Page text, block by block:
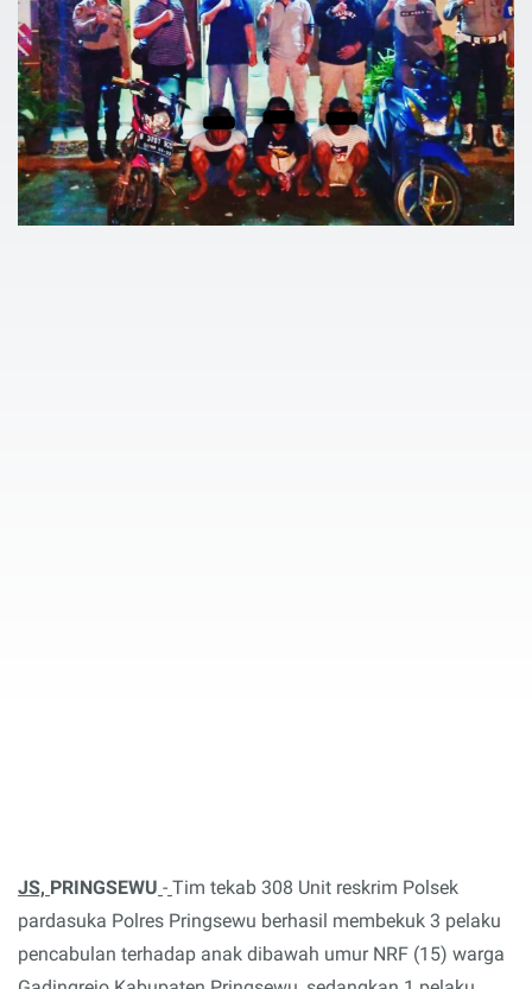
JS, PRINGSEWU - Tim tekab 308 Unit reskrim Polsek
pardasuka Polres Pringsewu berhasil membekuk 3 pelaku
pencabulan terhadap anak dibawah umur NRF (15) warga